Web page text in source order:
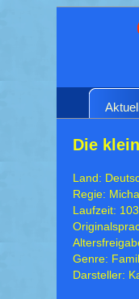
Die
Land:
Regie:
Laufzeit:
Genre:
Darsteller: